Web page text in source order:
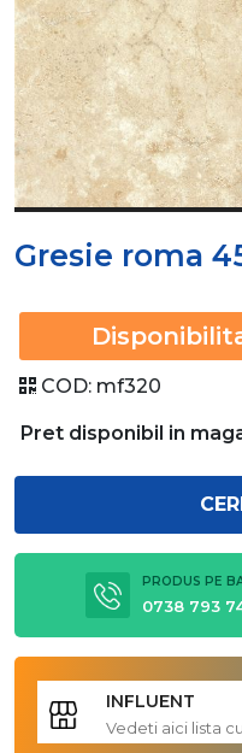
Gresie roma
COD: mf320
Pret disponibil in
PRODUS PE
0738 793
INFLUENT
Vedeti aici lista